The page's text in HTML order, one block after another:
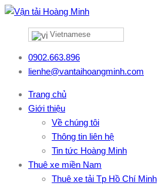
Vietnamese
0902.663.896
lienhe@vantaihoangminh.com
Trang chủ
Giới thiệu
Về chúng tôi
Thông tin liên hệ
Tin tức Hoàng Minh
Thuê xe miền Nam
Thuê xe tải Tp Hồ Chí Minh